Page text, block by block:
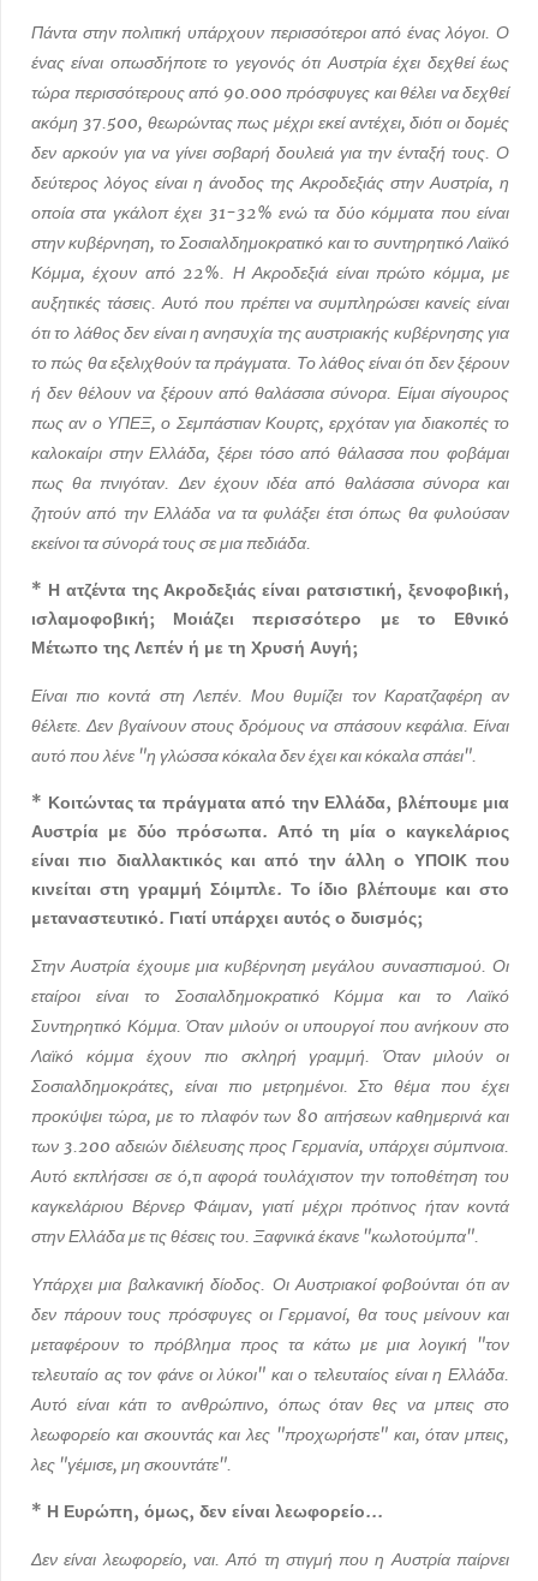
Πάντα στην πολιτική υπάρχουν περισσότεροι από ένας λόγοι. Ο
ένας είναι οπωσδήποτε το γεγονός ότι Αυστρία έχει δεχθεί έως
τώρα περισσότερους από 90.000 πρόσφυγες και θέλει να δεχθεί
ακόμη 37.500, θεωρώντας πως μέχρι εκεί αντέχει, διότι οι δομές
δεν αρκούν για να γίνει σοβαρή δουλειά για την ένταξή τους. Ο
δεύτερος λόγος είναι η άνοδος της Ακροδεξιάς στην Αυστρία, η
οποία στα γκάλοπ έχει 31-32% ενώ τα δύο κόμματα που είναι
στην κυβέρνηση, το Σοσιαλδημοκρατικό και το συντηρητικό Λαϊκό
Κόμμα, έχουν από 22%. Η Ακροδεξιά είναι πρώτο κόμμα, με
αυξητικές τάσεις. Αυτό που πρέπει να συμπληρώσει κανείς είναι
ότι το λάθος δεν είναι η ανησυχία της αυστριακής κυβέρνησης για
το πώς θα εξελιχθούν τα πράγματα. Το λάθος είναι ότι δεν ξέρουν
ή δεν θέλουν να ξέρουν από θαλάσσια σύνορα. Είμαι σίγουρος
πως αν ο ΥΠΕΞ, ο Σεμπάστιαν Κουρτς, ερχόταν για διακοπές το
καλοκαίρι στην Ελλάδα, ξέρει τόσο από θάλασσα που φοβάμαι
πως θα πνιγόταν. Δεν έχουν ιδέα από θαλάσσια σύνορα και
ζητούν από την Ελλάδα να τα φυλάξει έτσι όπως θα φυλούσαν
εκείνοι τα σύνορά τους σε μια πεδιάδα.
* Η ατζέντα της Ακροδεξιάς είναι ρατσιστική, ξενοφοβική,
ισλαμοφοβική; Μοιάζει περισσότερο με το Εθνικό
Μέτωπο της Λεπέν ή με τη Χρυσή Αυγή;
Είναι πιο κοντά στη Λεπέν. Μου θυμίζει τον Καρατζαφέρη αν
θέλετε. Δεν βγαίνουν στους δρόμους να σπάσουν κεφάλια. Είναι
αυτό που λένε "η γλώσσα κόκαλα δεν έχει και κόκαλα σπάει".
* Κοιτώντας τα πράγματα από την Ελλάδα, βλέπουμε μια
Αυστρία με δύο πρόσωπα. Από τη μία ο καγκελάριος
είναι πιο διαλλακτικός και από την άλλη ο ΥΠΟΙΚ που
κινείται στη γραμμή Σόιμπλε. Το ίδιο βλέπουμε και στο
μεταναστευτικό. Γιατί υπάρχει αυτός ο δυισμός;
Στην Αυστρία έχουμε μια κυβέρνηση μεγάλου συνασπισμού. Οι
εταίροι είναι το Σοσιαλδημοκρατικό Κόμμα και το Λαϊκό
Συντηρητικό Κόμμα. Όταν μιλούν οι υπουργοί που ανήκουν στο
Λαϊκό κόμμα έχουν πιο σκληρή γραμμή. Όταν μιλούν οι
Σοσιαλδημοκράτες, είναι πιο μετρημένοι. Στο θέμα που έχει
προκύψει τώρα, με το πλαφόν των 80 αιτήσεων καθημερινά και
των 3.200 αδειών διέλευσης προς Γερμανία, υπάρχει σύμπνοια.
Αυτό εκπλήσσει σε ό,τι αφορά τουλάχιστον την τοποθέτηση του
καγκελάριου Βέρνερ Φάιμαν, γιατί μέχρι πρότινος ήταν κοντά
στην Ελλάδα με τις θέσεις του. Ξαφνικά έκανε "κωλοτούμπα".
Υπάρχει μια βαλκανική δίοδος. Οι Αυστριακοί φοβούνται ότι αν
δεν πάρουν τους πρόσφυγες οι Γερμανοί, θα τους μείνουν και
μεταφέρουν το πρόβλημα προς τα κάτω με μια λογική "τον
τελευταίο ας τον φάνε οι λύκοι" και ο τελευταίος είναι η Ελλάδα.
Αυτό είναι κάτι το ανθρώπινο, όπως όταν θες να μπεις στο
λεωφορείο και σκουντάς και λες "προχωρήστε" και, όταν μπεις,
λες "γέμισε, μη σκουντάτε".
* Η Ευρώπη, όμως, δεν είναι λεωφορείο...
Δεν είναι λεωφορείο, ναι. Από τη στιγμή που η Αυστρία παίρνει